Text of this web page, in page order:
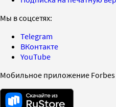
Мы в соцсетях:
Telegram
ВКонтакте
YouTube
Мобильное приложение Forbes